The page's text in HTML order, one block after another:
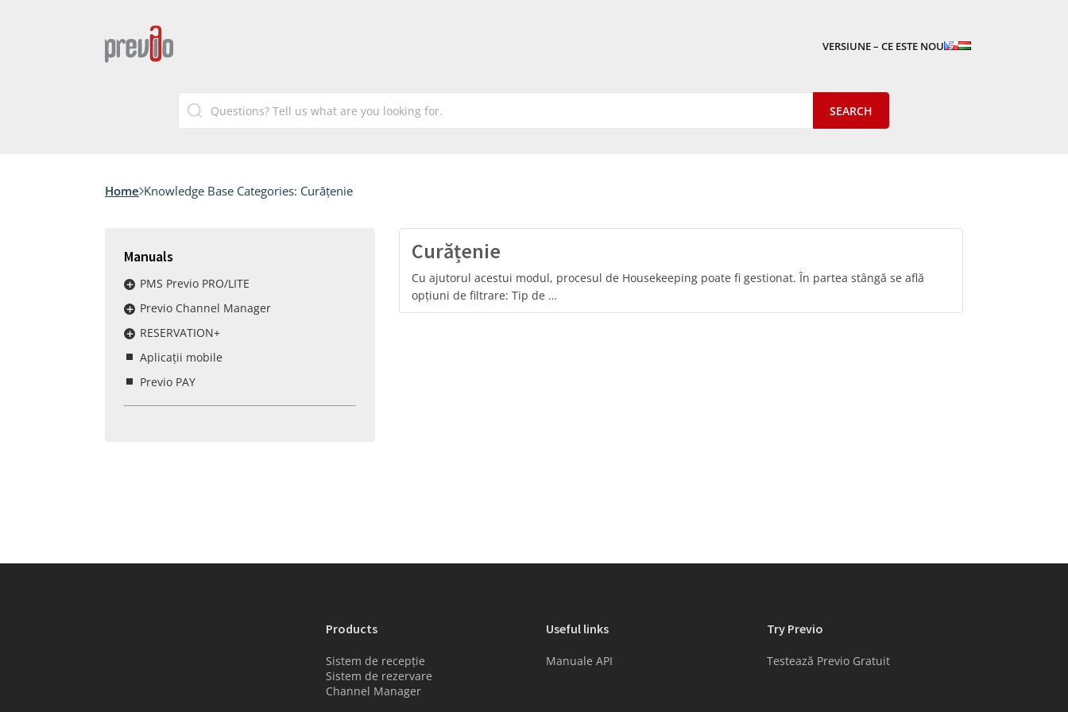
VERSIUNE – CE ESTE NOU
Home Knowledge Base Categories: Curățenie
Manuals
PMS Previo PRO/LITE
Previo Channel Manager
RESERVATION+
Aplicații mobile
Previo PAY
Curățenie
Cu ajutorul acestui modul, procesul de Housekeeping poate fi gestionat. În partea stângă se află
opțiuni de filtrare: Tip de …
Products
Sistem de recepție
Sistem de rezervare
Channel Manager
Useful links
Manuale API
Try Previo
Testează Previo Gratuit